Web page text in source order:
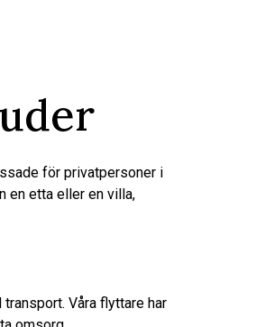
för privatpersoner i
en etta eller en villa,
Våra flyttare har